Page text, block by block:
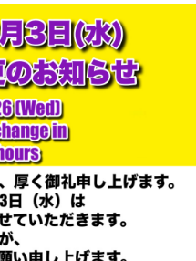
SUPPORT